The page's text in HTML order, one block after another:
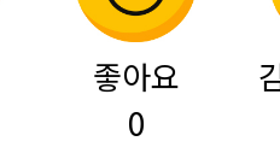
좋아요
0